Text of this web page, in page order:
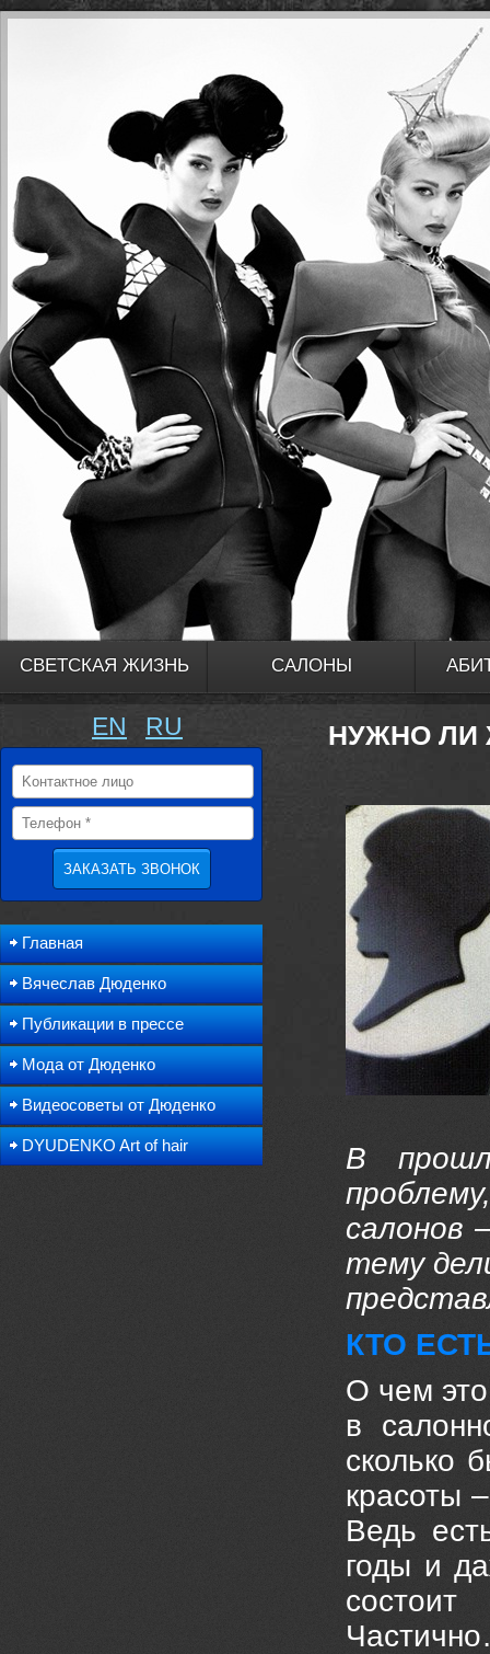
СВЕТСКАЯ ЖИЗНЬ САЛОНЫ
EN RU
Главная
Вячеслав Дюденко
Публикации в прессе
Мода от Дюденко
Видеосоветы от Дюденко
DYUDENKO Art of hair
НУЖНО ЛИ
В
салонов
тему
КТО
О чем
в
сколько
красоты
Ведь
годы и